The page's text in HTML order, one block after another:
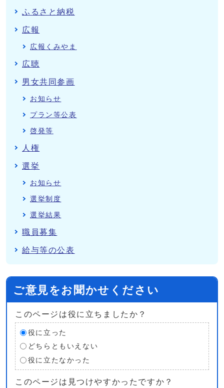
ふるさと納税
広報
広報くみやま
広聴
男女共同参画
お知らせ
プラン等公表
啓発等
人権
選挙
お知らせ
選挙制度
選挙結果
職員募集
給与等の公表
ご意見をお聞かせください
このページは役に立ちましたか？
役に立った
どちらともいえない
役に立たなかった
このページは見つけやすかったですか？